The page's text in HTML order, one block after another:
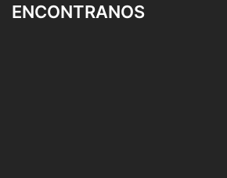
ENCONTRANOS